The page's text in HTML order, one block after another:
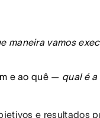
maneira vamos
e ao quê — qual é
e resultados